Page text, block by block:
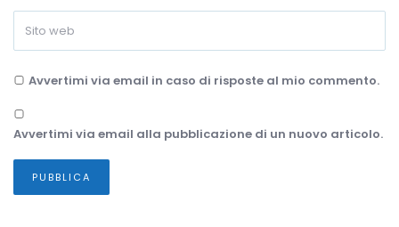
Avvertimi via email in caso di risposte al mio commento.
Avvertimi via email alla pubblicazione di un nuovo articolo.